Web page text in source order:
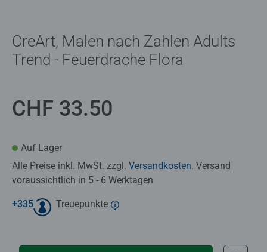
CreArt, Malen nach Zahlen Adults
Trend - Feuerdrache Flora
CHF 33.50
Auf Lager
Alle Preise inkl. MwSt. zzgl. Versandkosten. Versand
voraussichtlich in 5 - 6 Werktagen
+335 Treuepunkte